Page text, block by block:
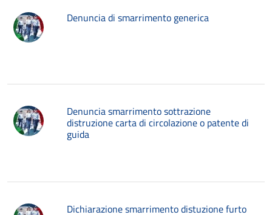
Denuncia di smarrimento generica
Denuncia smarrimento sottrazione
distruzione carta di circolazione o patente di
guida
Dichiarazione smarrimento distuzione furto